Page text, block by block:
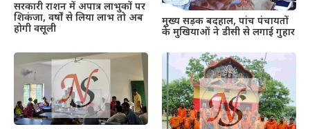
सरकारी राशन में अपात्र लाभुकों पर
शिकंजा, वर्षों से लिया लाभ तो अब
होगी वसूली
मुख्य सड़क बदहाल, पांच पंचायतों
के मुखियाओं ने डीसी से लगाई गुहार